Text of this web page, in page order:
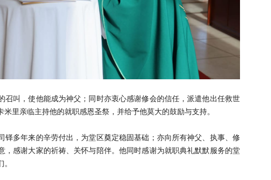
召叫，使他能成为神父；同时亦衷心感谢修会的信任，派遣他出任救世
里亲临主持他的就职感恩圣祭，并给予他莫大的鼓励与支持。
铎多年来的辛劳付出，为堂区奠定稳固基础；亦向所有神父、执事、修
，感谢大家的祈祷、关怀与陪伴。他同时感谢为就职典礼默默服务的堂